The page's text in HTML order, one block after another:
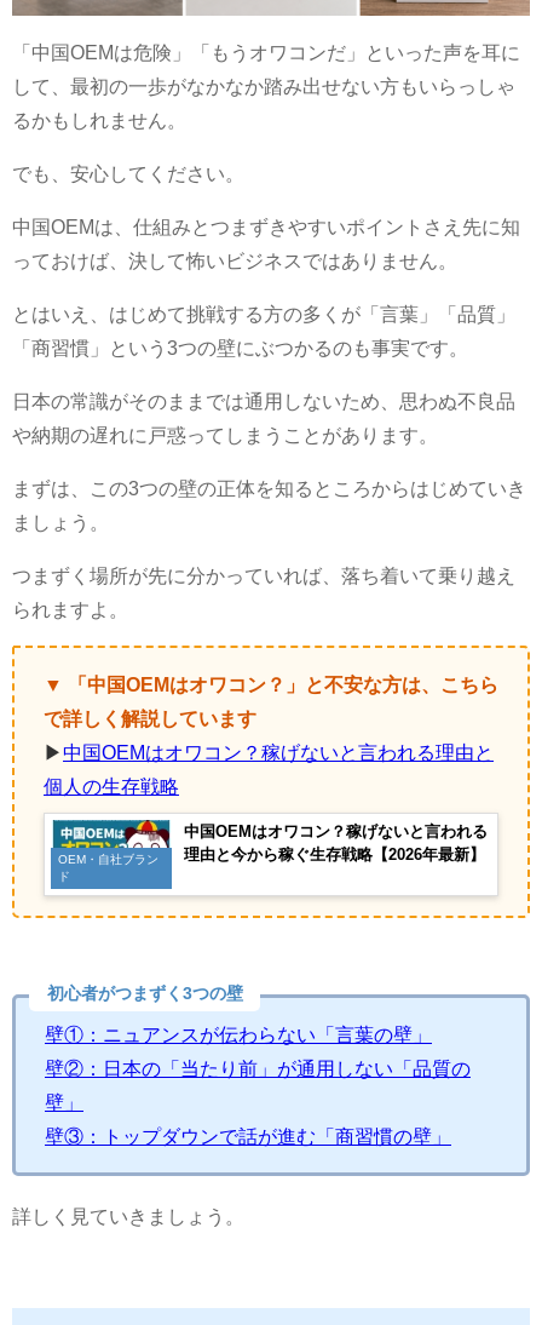
「中国OEMは危険」「もうオワコンだ」といった声を耳に
して、最初の一歩がなかなか踏み出せない方もいらっしゃ
るかもしれません。
でも、安心してください。
中国OEMは、仕組みとつまずきやすいポイントさえ先に知
っておけば、決して怖いビジネスではありません。
とはいえ、はじめて挑戦する方の多くが「言葉」「品質」
「商習慣」という3つの壁にぶつかるのも事実です。
日本の常識がそのままでは通用しないため、思わぬ不良品
や納期の遅れに戸惑ってしまうことがあります。
まずは、この3つの壁の正体を知るところからはじめていき
ましょう。
つまずく場所が先に分かっていれば、落ち着いて乗り越え
られますよ。
▼ 「中国OEMはオワコン？」と不安な方は、こちら
で詳しく解説しています
▶中国OEMはオワコン？稼げないと言われる理由と
個人の生存戦略
OEM・自社ブラン
ド
中国OEMはオワコン？稼げないと言われる
理由と今から稼ぐ生存戦略【2026年最新】
初心者がつまずく3つの壁
壁①：ニュアンスが伝わらない「言葉の壁」
壁②：日本の「当たり前」が通用しない「品質の
壁」
壁③：トップダウンで話が進む「商習慣の壁」
詳しく見ていきましょう。